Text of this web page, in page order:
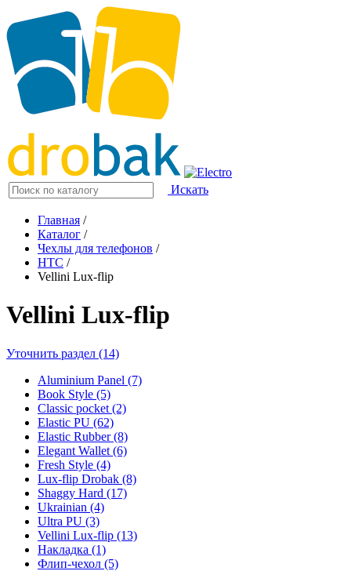
Искать
Главная /
Каталог /
Чехлы для телефонов /
HTC /
Vellini Lux-flip
Vellini Lux-flip
Уточнить раздел (14)
Aluminium Panel (7)
Book Style (5)
Classic pocket (2)
Elastic PU (62)
Elastic Rubber (8)
Elegant Wallet (6)
Fresh Style (4)
Lux-flip Drobak (8)
Shaggy Hard (17)
Ukrainian (4)
Ultra PU (3)
Vellini Lux-flip (13)
Накладка (1)
Флип-чехол (5)